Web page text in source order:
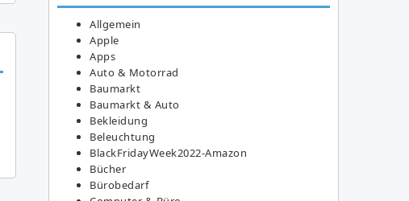
Allgemein
Apple
Apps
Auto & Motorrad
Baumarkt
Baumarkt & Auto
Bekleidung
Beleuchtung
BlackFridayWeek2022-Amazon
Bücher
Bürobedarf